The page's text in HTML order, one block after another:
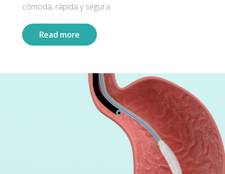
cómoda, rápida y segura.
Read more